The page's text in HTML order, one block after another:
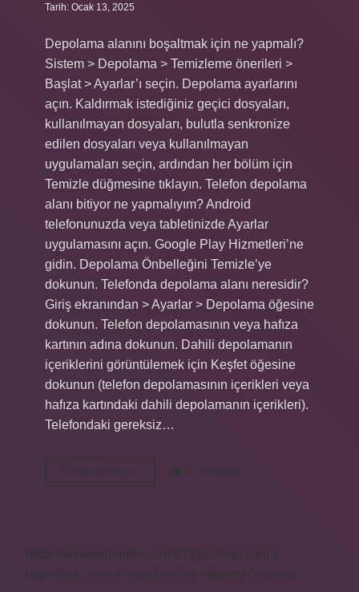
Tarih: Ocak 13, 2025
Depolama alanını boşaltmak için ne yapmalı?
Sistem > Depolama > Temizleme önerileri >
Başlat > Ayarlar’ı seçin. Depolama ayarlarını
açın. Kaldırmak istediğiniz geçici dosyaları,
kullanılmayan dosyaları, bulutla senkronize
edilen dosyaları veya kullanılmayan
uygulamaları seçin, ardından her bölüm için
Temizle düğmesine tıklayın. Telefon depolama
alanı bitiyor ne yapmalıyım? Android
telefonunuzda veya tabletinizde Ayarlar
uygulamasını açın. Google Play Hizmetleri’ne
gidin. Depolama Önbelleğini Temizle’ye
dokunun. Telefonda depolama alanı neresidir?
Giriş ekranından > Ayarlar > Depolama öğesine
dokunun. Telefon depolamasının veya hafıza
kartının adına dokunun. Dahili depolamanın
içeriklerini görüntülemek için Keşfet öğesine
dokunun (telefon depolamasının içerikleri veya
hafıza kartındaki dahili depolamanın içerikleri).
Telefondaki gereksiz…
https://nup.com.tr
nttgame Sitemap